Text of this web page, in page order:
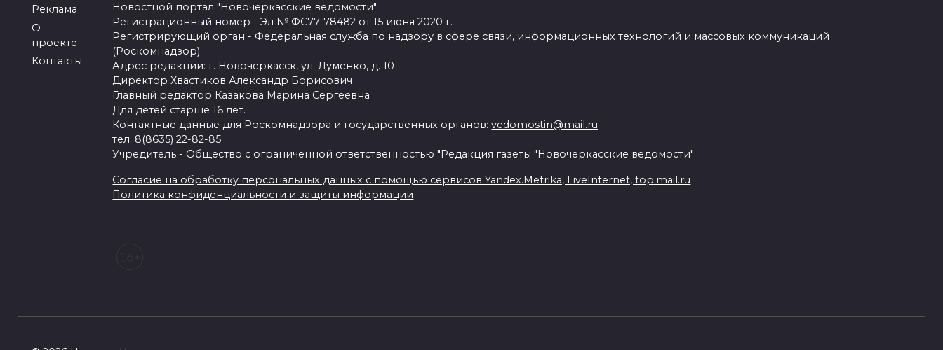
Реклама
О
проекте
Контакты
Новостной портал "Новочеркасские ведомости"
Регистрационный номер - Эл № ФС77-78482 от 15 июня 2020 г.
Регистрирующий орган - Федеральная служба по надзору в сфере связи, информационных технологий и массовых коммуникаций
(Роскомнадзор)
Адрес редакции: г. Новочеркасск, ул. Думенко, д. 10
Директор Хвастиков Александр Борисович
Главный редактор Казакова Марина Сергеевна
Для детей старше 16 лет.
Контактные данные для Роскомнадзора и государственных органов:vedomostin@mail.ru
тел. 8(8635) 22-82-85
Учредитель - Общество с ограниченной ответственностью "Редакция газеты "Новочеркасские ведомости"
Согласие на обработку персональных данных с помощью сервисов Yandex.Metrika, LiveInternet, top.mail.ru
Политика конфиденциальности и защиты информации